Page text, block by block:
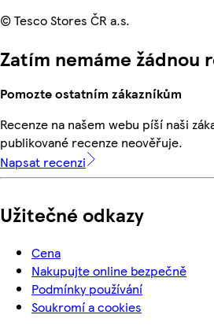
© Tesco Stores ČR a.s.
Zatím nemáme žádnou
Pomozte ostatním zákazníkům
Recenze na našem webu píší naši
publikované recenze neověřuje.
Napsat recenzi
Užitečné odkazy
Cena
Nakupujte online bezpečně
Podmínky používání
Soukromí a cookies